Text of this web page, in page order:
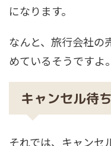
になります。
なんと、 旅行会社の
めているそうですよ。
キャンセル待
それでは、キャンセ